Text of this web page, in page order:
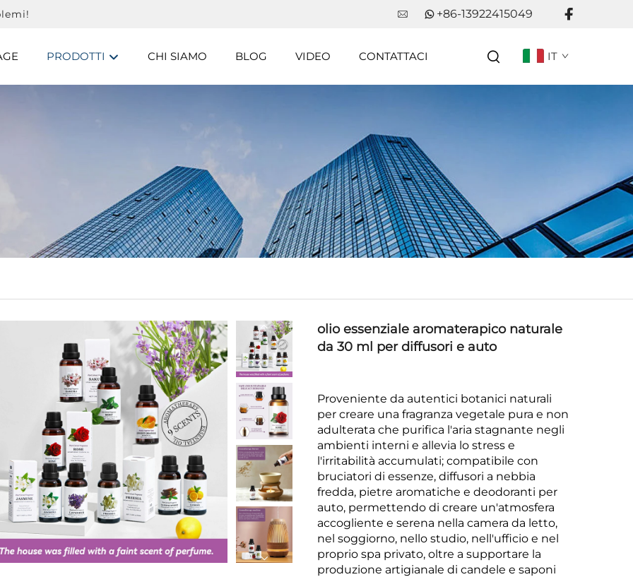
+86-13922415049
PRODOTTI CHI SIAMO BLOG VIDEO CONTATTACI IT
olio essenziale aromaterapico naturale
da 30 ml per diffusori e auto
Proveniente da autentici botanici naturali
per creare una fragranza vegetale pura e non
adulterata che purifica l'aria stagnante negli
ambienti interni e allevia lo stress e
l'irritabilità accumulati; compatibile con
bruciatori di essenze, diffusori a nebbia
fredda, pietre aromatiche e deodoranti per
auto, permettendo di creare un'atmosfera
accogliente e serena nella camera da letto,
nel soggiorno, nello studio, nell'ufficio e nel
proprio spa privato, oltre a supportare la
produzione artigianale di candele e saponi